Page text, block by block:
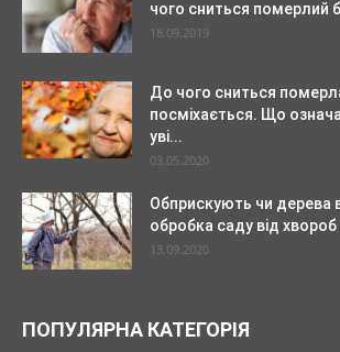
чого сниться померлий
18.09.2019
До чого сниться
посміхається. Що
уві...
03.05.2020
Обприскують чи дерева
обробка саду від хвороб
13.09.2020
ПОПУЛЯРНА КАТЕГОРІЯ